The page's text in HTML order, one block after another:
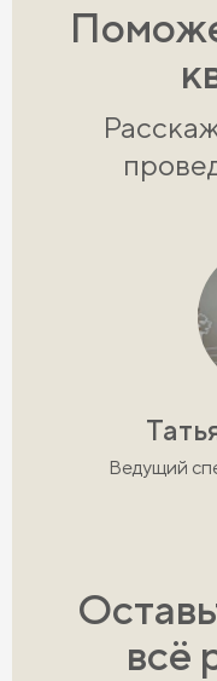
Ведущий
всё